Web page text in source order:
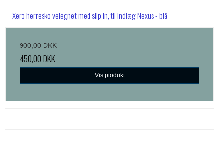
Xero herresko velegnet med slip in, til indlæg Nexus - blå
900,00 DKK
450,00 DKK
Vis produkt